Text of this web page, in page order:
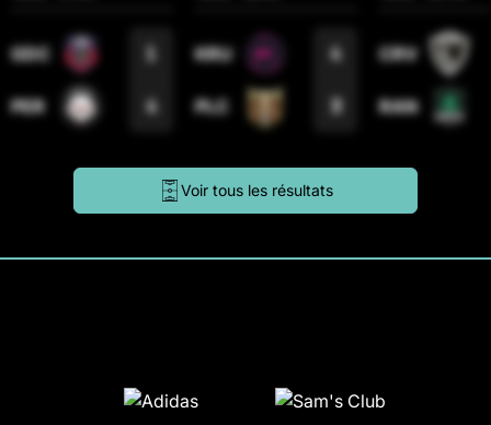
GDC 1
PER 4
KRU 4
PLC 3
CRV
RAN
Voir tous les résultats